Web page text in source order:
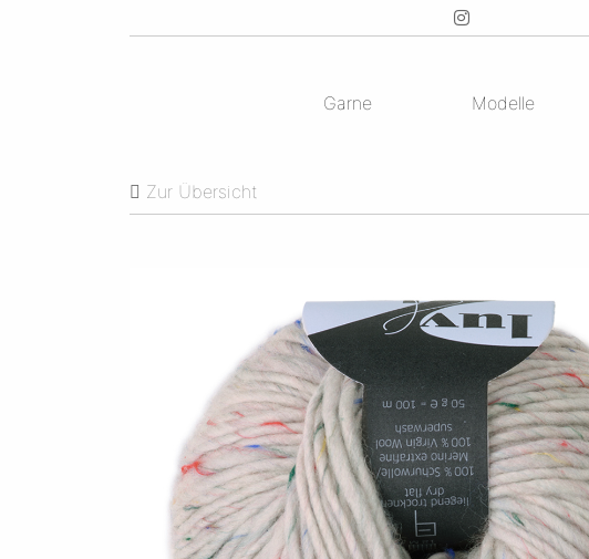
Garne Modelle
Zur Übersicht